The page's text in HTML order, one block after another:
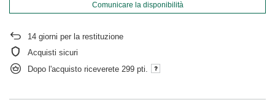
Comunicare la disponibilità
14 giorni per la restituzione
Acquisti sicuri
Dopo l'acquisto riceverete 299 pti.